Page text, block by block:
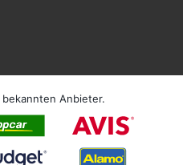
Anbieter.